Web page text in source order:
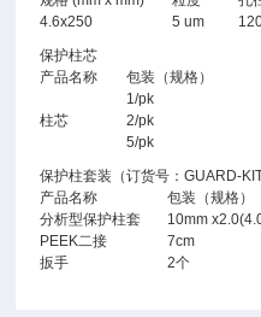
4.6x250
5 um
保护柱芯
产品名称
包装（规格）
柱芯
1/pk
2/pk
5/pk
保护柱套装（订货号：GUARD-KIT
产品名称
包装（规格）
分析型保护柱套
10mm
PEEK二接
7cm
扳手
2个